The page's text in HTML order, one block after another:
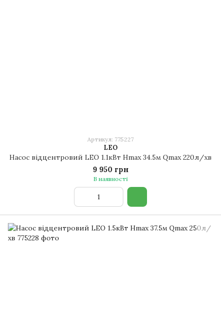
Артикул: 775227
LEO
Насос відцентровий LEO 1.1кВт Hmax 34.5м Qmax 220л/хв
9 950 грн
В наявності